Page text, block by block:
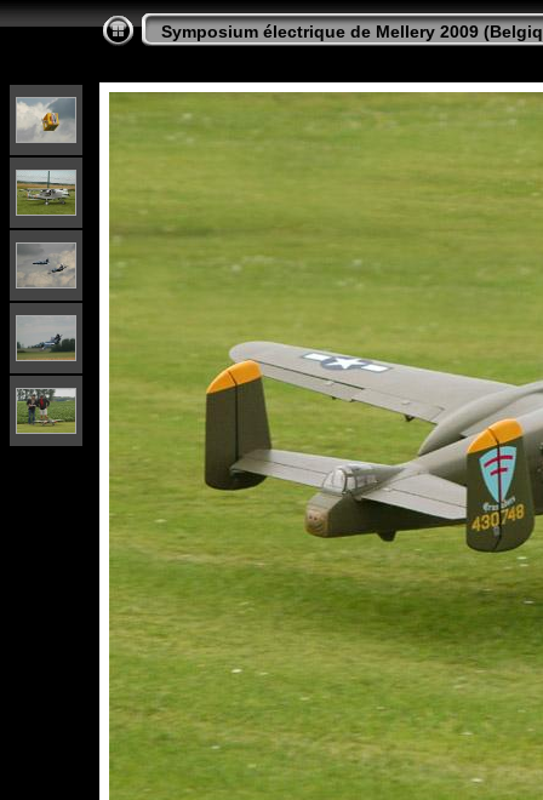
Symposium électrique de Mellery 2009